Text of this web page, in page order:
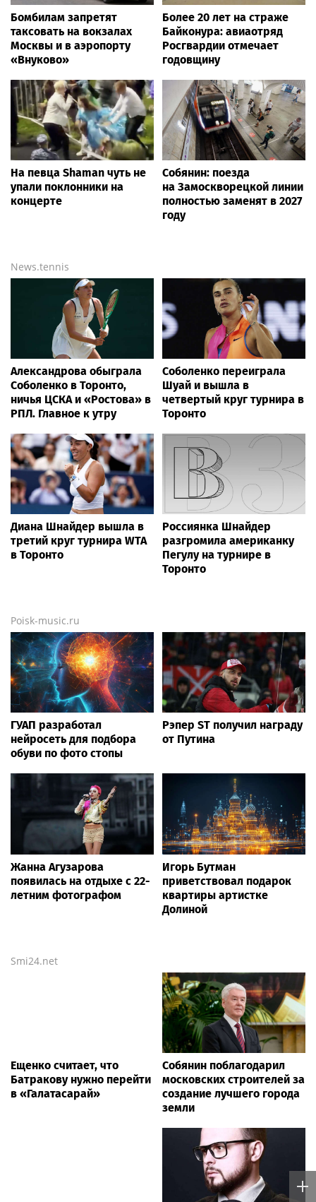
Бомбилам запретят
таксовать на вокзалах
Москвы и в аэропорту
«Внуково»
Более 20 лет на страже
Байконура: авиаотряд
Росгвардии отмечает
годовщину
На певца Shaman чуть не
упали поклонники на
концерте
Собянин: поезда
на Замоскворецкой линии
полностью заменят в 2027
году
News.tennis
Александрова обыграла
Соболенко в Торонто,
ничья ЦСКА и «Ростова» в
РПЛ. Главное к утру
Соболенко переиграла
Шуай и вышла в
четвертый круг турнира в
Торонто
Диана Шнайдер вышла в
третий круг турнира WTA
в Торонто
Россиянка Шнайдер
разгромила американку
Пегулу на турнире в
Торонто
Poisk-music.ru
ГУАП разработал
нейросеть для подбора
обуви по фото стопы
Рэпер ST получил награду
от Путина
Жанна Агузарова
появилась на отдыхе с 22-
летним фотографом
Игорь Бутман
приветствовал подарок
квартиры артистке
Долиной
Smi24.net
Ещенко считает, что
Батракову нужно перейти
в «Галатасарай»
Собянин поблагодарил
московских строителей за
создание лучшего города
земли